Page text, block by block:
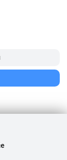
u dinarima. Porez je
prodaja i da se
nam je vreme da